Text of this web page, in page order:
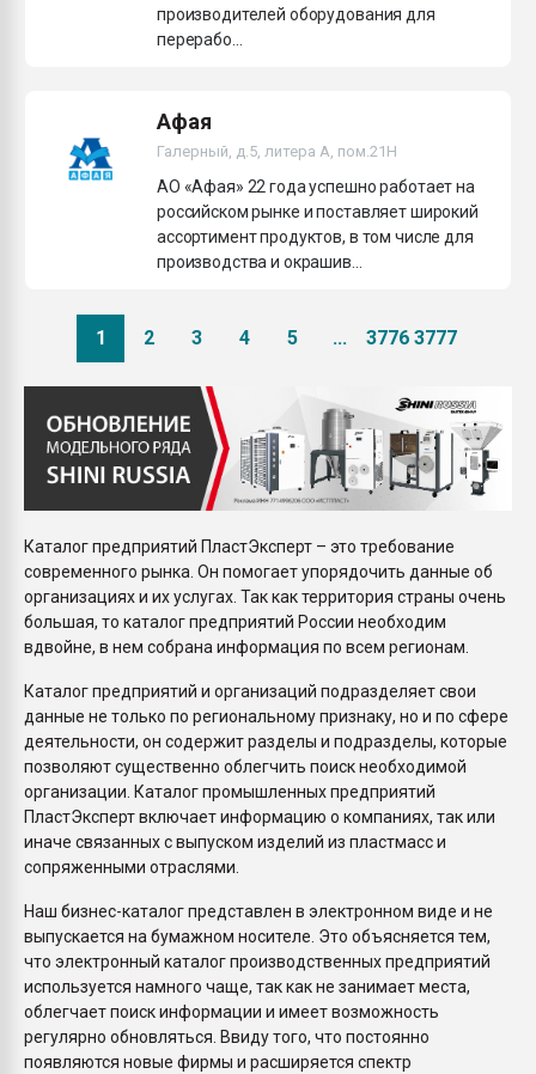
производителей оборудования для
перерабо...
Афая
Галерный, д.5, литера А, пом.21H
АО «Афая» 22 года успешно работает на
российском рынке и поставляет широкий
ассортимент продуктов, в том числе для
производства и окрашив...
1 2 3 4 5 ... 3776 3777
Каталог предприятий ПластЭксперт – это требование
современного рынка. Он помогает упорядочить данные об
организациях и их услугах. Так как территория страны очень
большая, то каталог предприятий России необходим
вдвойне, в нем собрана информация по всем регионам.
Каталог предприятий и организаций подразделяет свои
данные не только по региональному признаку, но и по сфере
деятельности, он содержит разделы и подразделы, которые
позволяют существенно облегчить поиск необходимой
организации. Каталог промышленных предприятий
ПластЭксперт включает информацию о компаниях, так или
иначе связанных с выпуском изделий из пластмасс и
сопряженными отраслями.
Наш бизнес-каталог представлен в электронном виде и не
выпускается на бумажном носителе. Это объясняется тем,
что электронный каталог производственных предприятий
используется намного чаще, так как не занимает места,
облегчает поиск информации и имеет возможность
регулярно обновляться. Ввиду того, что постоянно
появляются новые фирмы и расширяется спектр